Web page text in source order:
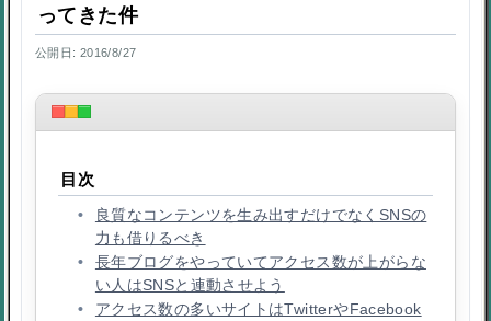
ってきた件
公開日: 2016/8/27
目次
良質なコンテンツを生み出すだけでなくSNSの
力も借りるべき
長年ブログをやっていてアクセス数が上がらな
い人はSNSと連動させよう
アクセス数の多いサイトはTwitterやFacebook